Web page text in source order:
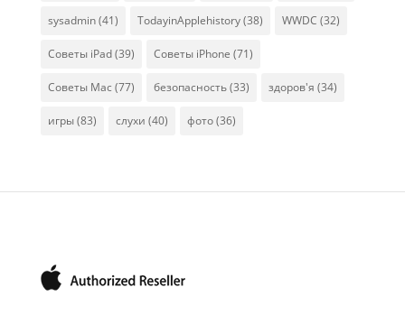
sysadmin(41) TodayinApplehistory(38) WWDC (32)
Советы iPad(39) Советы iPhone (71)
Советы Mac (77) безопасность(33) здоров'я (34)
игры(83) слухи (40) фото(36)